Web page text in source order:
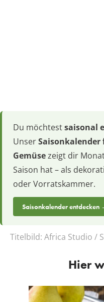
Du möchtestsaisonal
UnserSaisonkalender
Gemüsezeigt dir
Saison hat – als
oder Vorratskammer.
Saisonkalender entdecken
Titelbild: Africa Studio /
Hier